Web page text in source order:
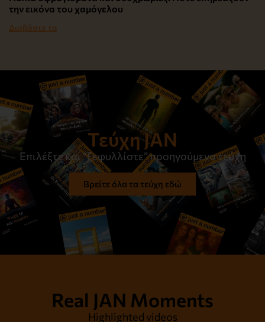
την εικόνα του χαμόγελου
Διαβάστε το
Τεύχη JAN
Επιλέξτε και “ξεφυλλίστε” προηγούμενα τεύχη
Βρείτε όλα τα τεύχη εδώ
Real JAN Moments
Highlighted videos